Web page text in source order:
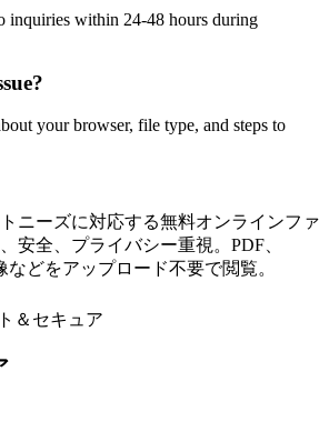
inquiries within 24-48 hours during
your browser, file type, and steps to
ニーズに対応する無料オンラインファ
安全、プライバシー重視。PDF、
どをアップロード不要で閲覧。
＆セキュア